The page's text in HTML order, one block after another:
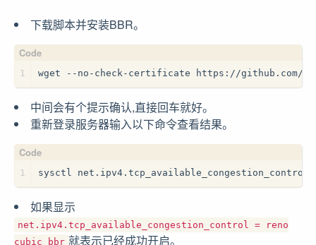
下载脚本并安装BBR。
1 wget --no-check-certificate https://github.com/
中间会有个提示确认,直接回车就好。
重新登录服务器输入以下命令查看结果。
1 sysctl net.ipv4.tcp_available_congestion_control
如果显示
net.ipv4.tcp_available_congestion_control = reno
cubic bbr 就表示已经成功开启。